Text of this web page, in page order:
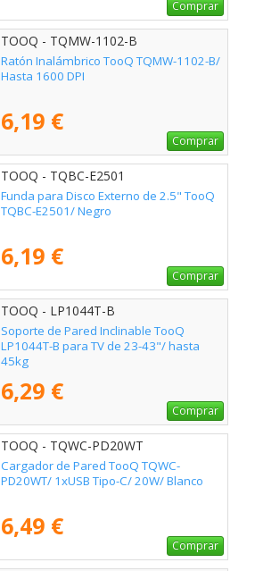
Comprar
TOOQ - TQMW-1102-B
Ratón Inalámbrico TooQ TQMW-1102-B/
Hasta 1600 DPI
6,19 €
Comprar
TOOQ - TQBC-E2501
Funda para Disco Externo de 2.5" TooQ
TQBC-E2501/ Negro
6,19 €
Comprar
TOOQ - LP1044T-B
Soporte de Pared Inclinable TooQ
LP1044T-B para TV de 23-43"/ hasta
45kg
6,29 €
Comprar
TOOQ - TQWC-PD20WT
Cargador de Pared TooQ TQWC-
PD20WT/ 1xUSB Tipo-C/ 20W/ Blanco
6,49 €
Comprar